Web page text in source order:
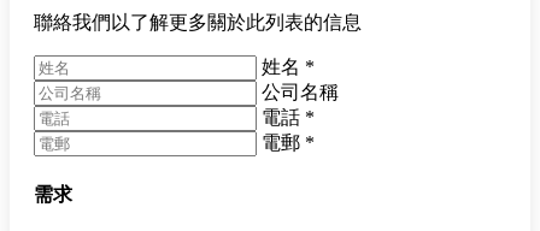
聯絡我們以了解更多關於此列表的信息
姓名 *
公司名稱
電話 *
電郵 *
需求